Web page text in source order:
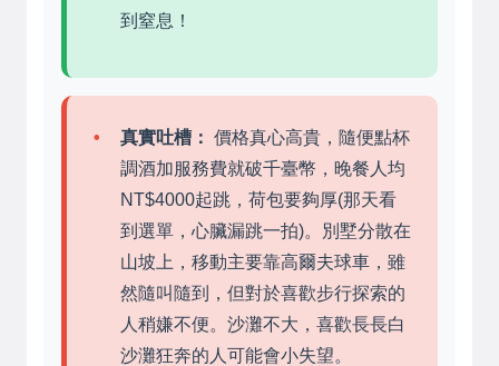
到窒息！
真實吐槽： 價格真心高貴，隨便點杯
調酒加服務費就破千臺幣，晚餐人均
NT$4000起跳，荷包要夠厚(那天看
到選單，心臟漏跳一拍)。別墅分散在
山坡上，移動主要靠高爾夫球車，雖
然隨叫隨到，但對於喜歡步行探索的
人稍嫌不便。沙灘不大，喜歡長長白
沙灘狂奔的人可能會小失望。